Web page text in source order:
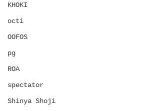
KHOKI
octi
OOFOS
pg
ROA
spectator
Shinya Shoji